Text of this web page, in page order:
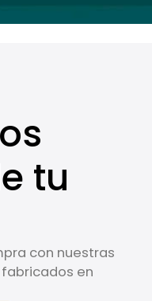
tu
con nuestras
en